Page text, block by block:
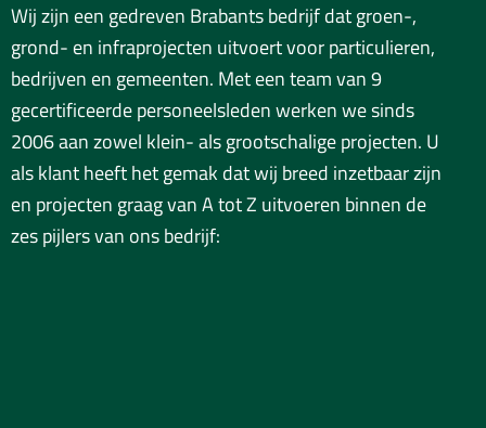
Wij zijn een gedreven Brabants bedrijf dat groen-,
grond- en infraprojecten uitvoert voor particulieren,
bedrijven en gemeenten. Met een team van 9
gecertificeerde personeelsleden werken we sinds
2006 aan zowel klein- als grootschalige projecten. U
als klant heeft het gemak dat wij breed inzetbaar zijn
en projecten graag van A tot Z uitvoeren binnen de
zes pijlers van ons bedrijf: